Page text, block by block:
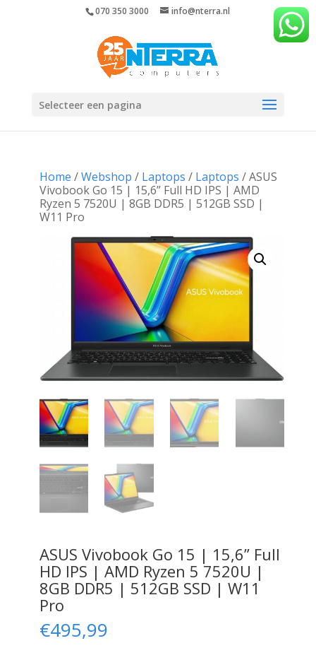
070 350 3000 info@nterra.nl
Selecteer een pagina
Home /Webshop / Laptops / Laptops / ASUS
Vivobook Go 15 | 15,6” Full HD IPS | AMD
Ryzen 5 7520U | 8GB DDR5 | 512GB SSD |
W11 Pro
ASUS Vivobook Go 15 | 15,6” Full
HD IPS | AMD Ryzen 5 7520U |
8GB DDR5 | 512GB SSD | W11
Pro
€495,99